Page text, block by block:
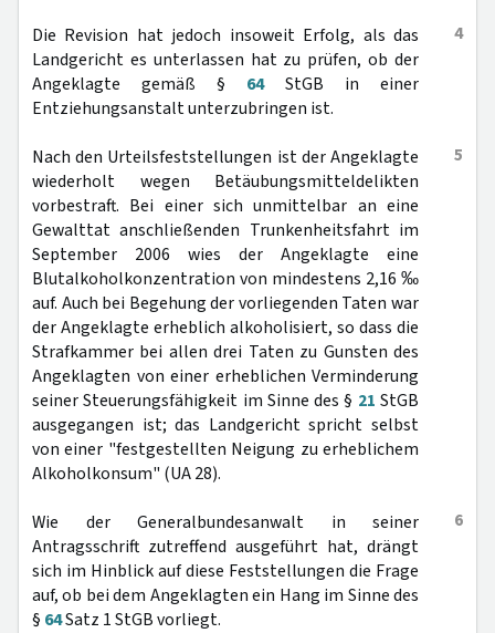
4
Die Revision hat jedoch insoweit Erfolg, als das
Landgericht es unterlassen hat zu prüfen, ob der
Angeklagte gemäß § 64StGB in einer
Entziehungsanstalt unterzubringen ist.
5
Nach den Urteilsfeststellungen ist der Angeklagte
wiederholt wegen Betäubungsmitteldelikten
vorbestraft. Bei einer sich unmittelbar an eine
Gewalttat anschließenden Trunkenheitsfahrt im
September 2006 wies der Angeklagte eine
Blutalkoholkonzentration von mindestens 2,16 ‰
auf. Auch bei Begehung der vorliegenden Taten war
der Angeklagte erheblich alkoholisiert, so dass die
Strafkammer bei allen drei Taten zu Gunsten des
Angeklagten von einer erheblichen Verminderung
seiner Steuerungsfähigkeit im Sinne des § 21 StGB
ausgegangen ist; das Landgericht spricht selbst
von einer "festgestellten Neigung zu erheblichem
Alkoholkonsum" (UA 28).
6
Wie der Generalbundesanwalt in seiner
Antragsschrift zutreffend ausgeführt hat, drängt
sich im Hinblick auf diese Feststellungen die Frage
auf, ob bei dem Angeklagten ein Hang im Sinne des
§ 64Satz 1 StGB vorliegt.